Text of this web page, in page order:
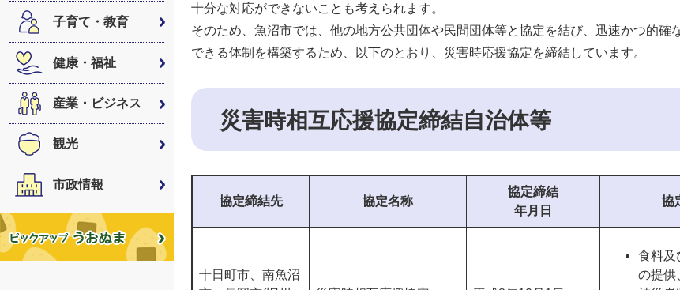
子育て・教育
健康・福祉
産業・ビジネス
観光
市政情報
十分な対応ができないことも考えられます。
そのため、魚沼市では、他の地方公共団体や民間団体等と協定を結び、迅速かつ的確
できる体制を構築するため、以下のとおり、災害時応援協定を締結しています。
災害時相互応援協定締結自治体等
協定締結先 協定名称
協定締結
年月日
協
十日町市、南魚沼
食料及
の提供